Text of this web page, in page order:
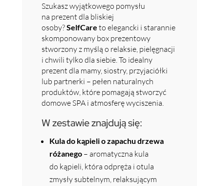
Szukasz wyjątkowego pomysłu
na prezent dla bliskiej
osoby?SelfCare to elegancki i starannie
skomponowany box prezentowy
stworzony z myślą o relaksie, pielęgnacji
i chwili tylko dla siebie. To idealny
prezent dla mamy, siostry, przyjaciółki
lub partnerki – pełen naturalnych
produktów, które pomagają stworzyć
domowe SPA i atmosferę wyciszenia.
W zestawie znajdują się:
Kula do kąpieli o zapachu drzewa
różanego– aromatyczna kula
do kąpieli, która odpręża i otula
zmysły subtelnym, relaksującym